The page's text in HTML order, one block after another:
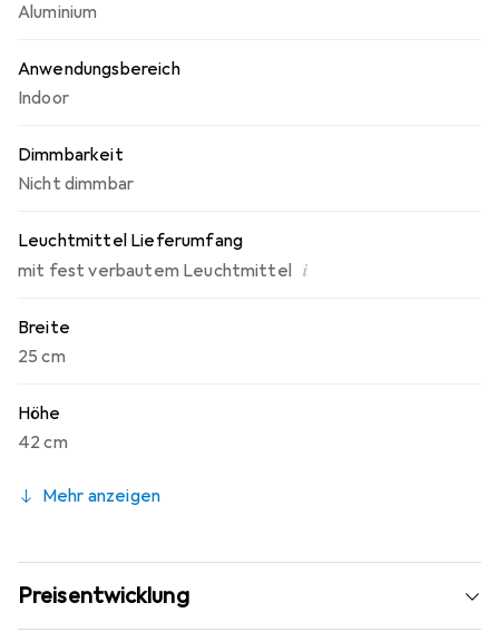
Aluminium
Anwendungsbereich
Indoor
Dimmbarkeit
Nicht dimmbar
Leuchtmittel Lieferumfang
mit fest verbautem Leuchtmittel i
Breite
25 cm
Höhe
42 cm
Mehr anzeigen
Preisentwicklung